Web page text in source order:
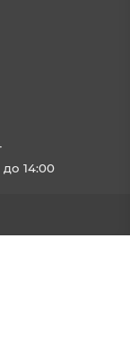
14:00